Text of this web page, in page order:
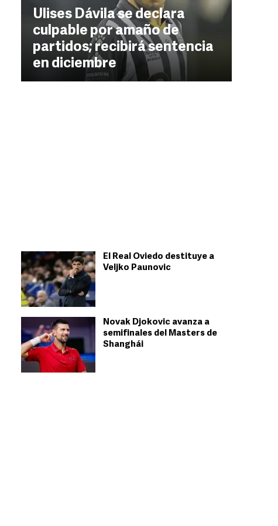
Ulises Dávila se declara
culpable por amaño de
partidos; recibirá sentencia
en diciembre
El Real Oviedo destituye a
Veljko Paunovic
Novak Djokovic avanza a
semifinales del Masters de
Shanghái